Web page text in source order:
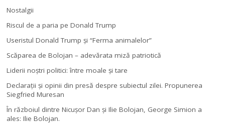
Nostalgii
Riscul de a paria pe Donald Trump
Useristul Donald Trump şi “Ferma animalelor”
Scăparea de Bolojan – adevărata miză patriotică
Liderii noştri politici: între moale şi tare
Declaraţii şi opinii din presă despre subiectul zilei. Propunerea
Siegfried Muresan
În războiul dintre Nicuşor Dan şi Ilie Bolojan, George Simion a
ales: Ilie Bolojan.